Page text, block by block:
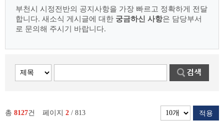
부천시 시정전반의 공지사항을 가장 빠르고 정확하게 전달
합니다. 새소식 게시글에 대한 궁금하신 사항은 담당부서
로 문의해 주시기 바랍니다.
총 8127건 페이지 2 / 813 적용